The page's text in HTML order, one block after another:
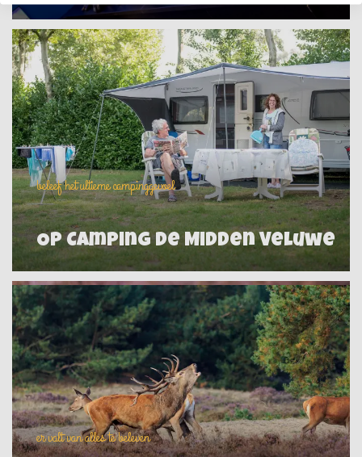
beleef het ultieme campinggevoel
Op Camping de Midden Veluwe
er valt van alles te beleven